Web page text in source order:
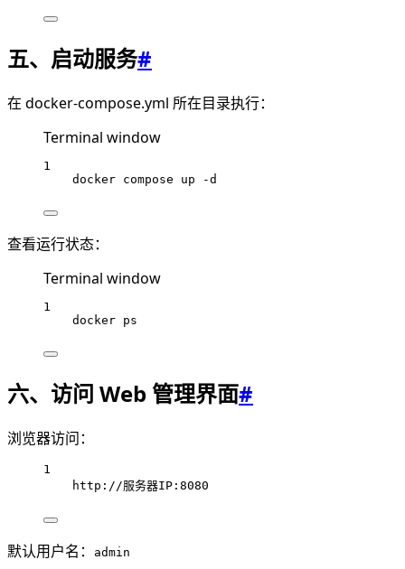
五、启动服务#
在 docker-compose.yml 所在目录执行：
Terminal window
1
docker compose up -d
查看运行状态：
Terminal window
1
docker ps
六、访问 Web 管理界面#
浏览器访问：
1
http://服务器IP:8080
默认用户名： admin